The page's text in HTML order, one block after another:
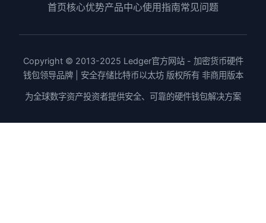
首页核心优势产品中心使用指南常见问题
Copyright © 2013-2025 Ledger官方网站 - 加密货币硬件
钱包领导品牌 | 安全存储比特币以太坊 版权所有 非商用版本
为全球数字资产投资者提供安全、可靠的硬件钱包解决方案